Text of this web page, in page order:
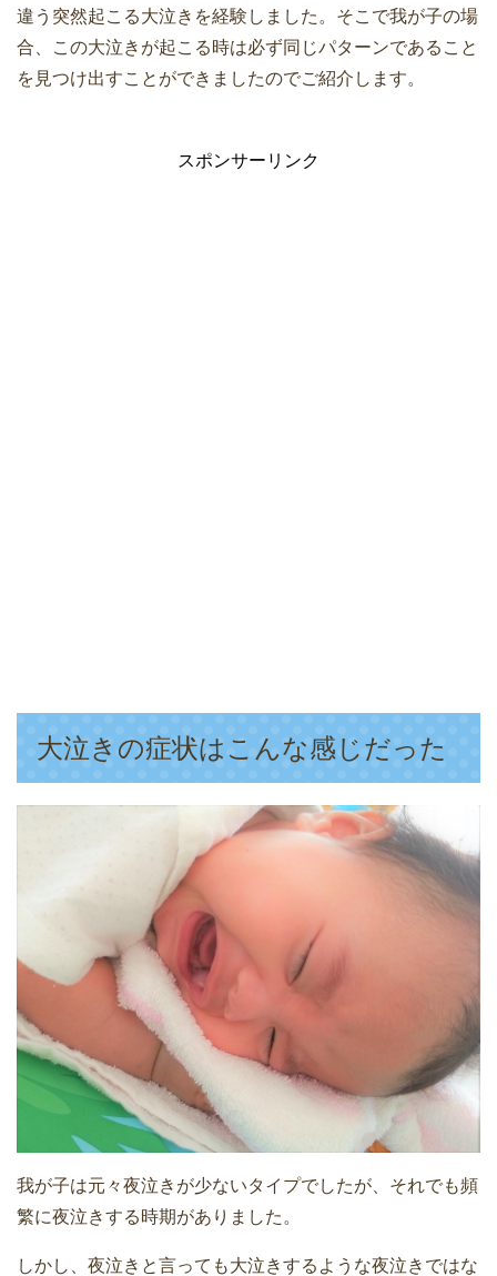
違う突然起こる大泣きを経験しました。そこで我が子の場
合、この大泣きが起こる時は必ず同じパターンであること
を見つけ出すことができましたのでご紹介します。
スポンサーリンク
大泣きの症状はこんな感じだった
我が子は元々夜泣きが少ないタイプでしたが、それでも頻
繁に夜泣きする時期がありました。
しかし、夜泣きと言っても大泣きするような夜泣きではな